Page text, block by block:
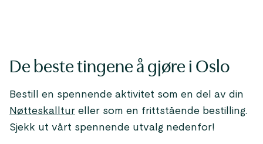
De beste tingene å gjøre i Oslo
Bestill en spennende aktivitet som en del av din
Nøtteskalltur eller som en frittstående bestilling.
Sjekk ut vårt spennende utvalg nedenfor!